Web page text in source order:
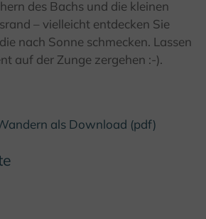
des Bachs und die kleinen
– vielleicht entdecken Sie
nach Sonne schmecken. Lassen
auf der Zunge zergehen :-).
als Download (pdf)